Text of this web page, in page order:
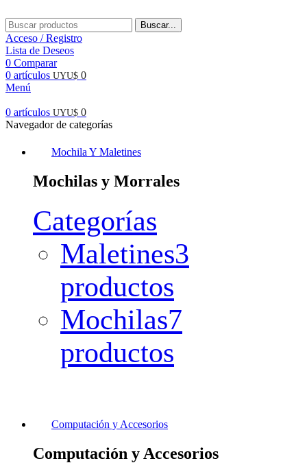
Buscar...
Acceso / Registro
Lista de Deseos
0 Comparar
0 artículos UYU$ 0
Menú
0 artículos UYU$ 0
Navegador de categorías
Mochila Y Maletines
Mochilas y Morrales
Categorías
Maletines3
productos
Mochilas7
productos
Computación y Accesorios
Computación y Accesorios